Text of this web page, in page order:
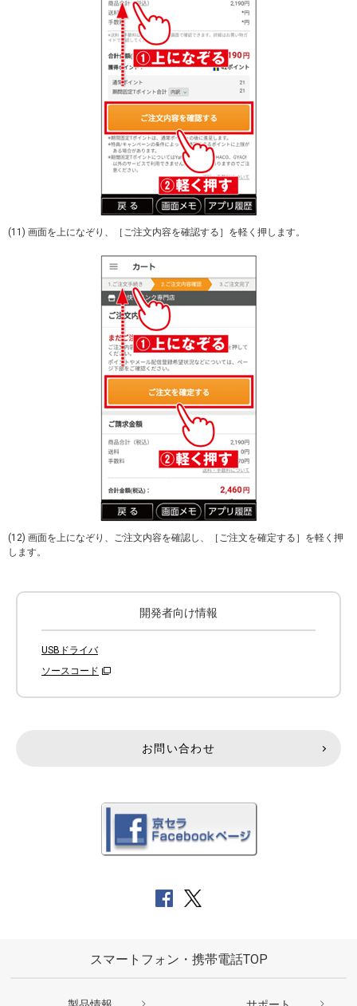
(11) 画面を上になぞり、［ご注文内容を確認する］を軽く押します。
(12) 画面を上になぞり、ご注文内容を確認し、［ご注文を確定する］を軽く押
します。
開発者向け情報
USBドライバ
ソースコード
お問い合わせ
スマートフォン・携帯電話TOP